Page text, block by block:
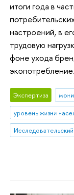
итоги года в
настроений, в
трудовую
фоне ухода
экопотребление.
Экспертиза
уровень жизни